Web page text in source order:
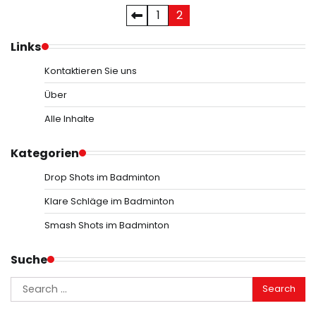
pagination
1
2
Links
Kontaktieren Sie uns
Über
Alle Inhalte
Kategorien
Drop Shots im Badminton
Klare Schläge im Badminton
Smash Shots im Badminton
Suche
Search
for: